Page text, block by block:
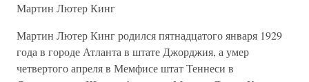
Мартин Лютер Кинг
Мартин Лютер Кинг родился пятнадцатого января 1929
года в городе Атланта в штате Джорджия, а умер
четвертого апреля в Мемфисе штат Теннеси в